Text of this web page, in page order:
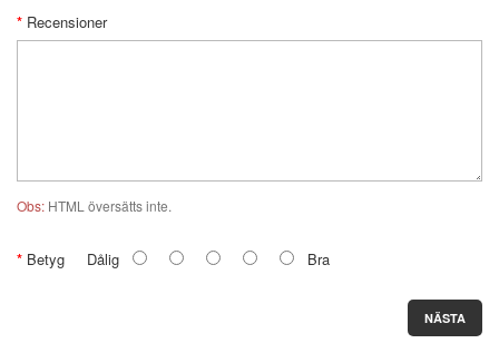
Recensioner
Obs: HTML översätts inte.
Betyg Dålig Bra
NÄSTA